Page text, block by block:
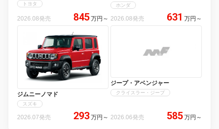
トヨタ
2026.08発売 845 万円 ～
ホンダ
2026.08発売 631 万円 ～
ジムニーノマド
スズキ
2026.07発売 293 万円 ～
ジープ・アベンジャー
クライスラー・ジープ
2026.06発売 585 万円 ～